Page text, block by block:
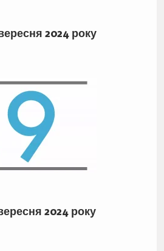
2024 року
2024 року